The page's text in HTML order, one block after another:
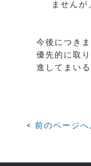
ませんが
今後につき
優先的に取
進してまいる
前のページへ